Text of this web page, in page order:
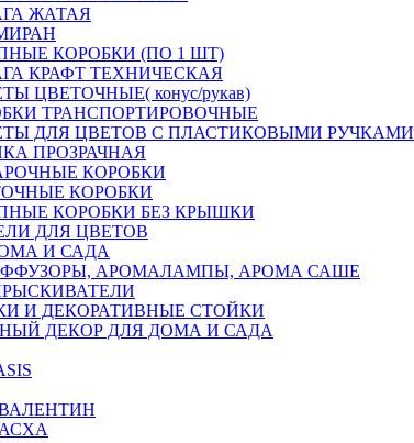
ЖАТАЯ
КОРОБКИ (ПО 1 ШТ)
КРАФТ ТЕХНИЧЕСКАЯ
ЦВЕТОЧНЫЕ( конус/рукав)
ТРАНСПОРТИРОВОЧНЫЕ
ДЛЯ ЦВЕТОВ С ПЛАСТИКОВЫМИ РУЧКАМИ
ПРОЗРАЧНАЯ
КОРОБКИ
КОРОБКИ
КОРОБКИ БЕЗ КРЫШКИ
ДЛЯ ЦВЕТОВ
И САДА
АРОМАЛАМПЫ, АРОМА САШЕ
И ДЕКОРАТИВНЫЕ СТОЙКИ
ДЕКОР ДЛЯ ДОМА И САДА